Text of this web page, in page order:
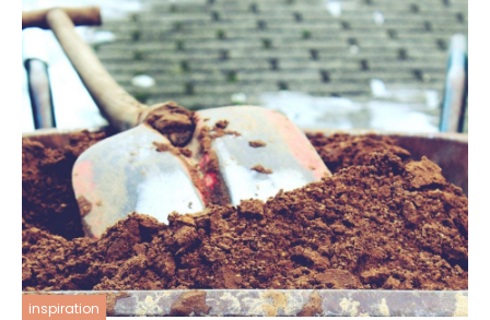
inspiration